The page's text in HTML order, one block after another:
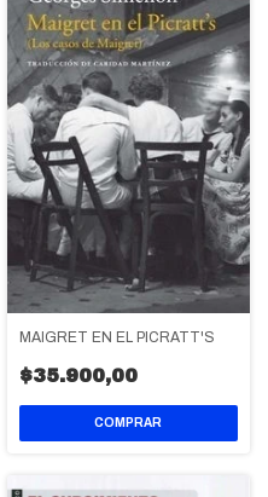
MAIGRET EN EL PICRATT'S
$35.900,00